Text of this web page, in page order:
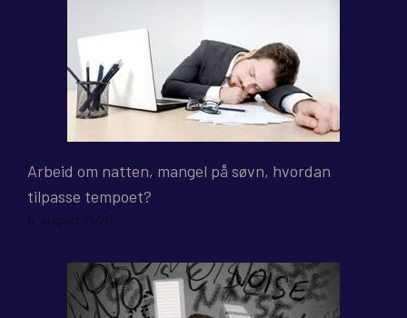
Arbeid om natten, mangel på søvn, hvordan
tilpasse tempoet?
5. august 2026